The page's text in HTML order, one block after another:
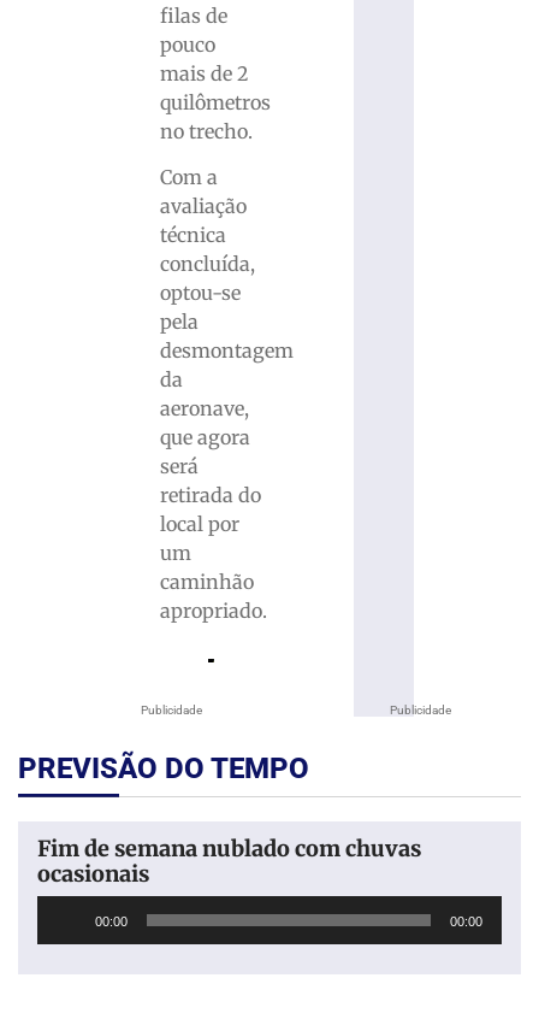
Publicidade
filas de
pouco
mais de 2
quilômetros
no trecho.
Com a
avaliação
técnica
concluída,
optou-se
pela
desmontagem
da
aeronave,
que agora
será
retirada do
local por
um
caminhão
apropriado.
Publicidade
PREVISÃO DO TEMPO
Fim de semana nublado com chuvas
ocasionais
00:00 00:00